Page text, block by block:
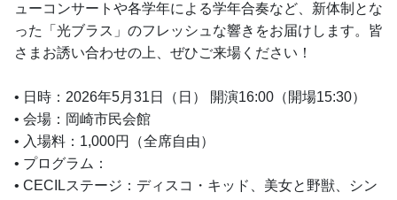
ューコンサートや各学年による学年合奏など、新体制とな
った「光ブラス」のフレッシュな響きをお届けします。皆
さまお誘い合わせの上、ぜひご来場ください！
• 日時：2026年5月31日（日） 開演16:00（開場15:30）
• 会場：岡崎市民会館
• 入場料：1,000円（全席自由）
• プログラム：
• CECILステージ：ディスコ・キッド、美女と野獣、シン